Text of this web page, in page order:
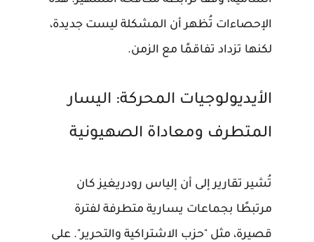
الإحصاءات تُظهر أن المشكلة ليست جديدة،
لكنها تزداد تفاقمًا مع الزمن.
الأيديولوجيات المحركة: اليسار
المتطرف ومعاداة الصهيونية
تُشير تقارير إلى أن إلياس رودريغيز كان
مرتبطًا بجماعات يسارية متطرفة لفترة
قصيرة، مثل "حزب الاشتراكية والتحرير". على